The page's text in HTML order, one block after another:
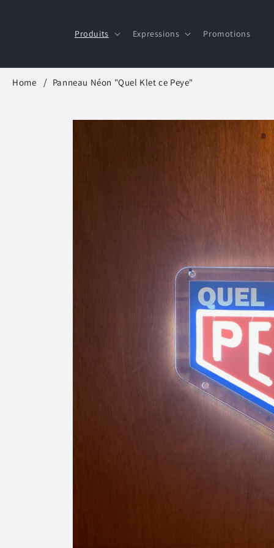
Produits Expressions Promotions
Home Panneau Néon "Quel Klet ce Peye"
Passer aux